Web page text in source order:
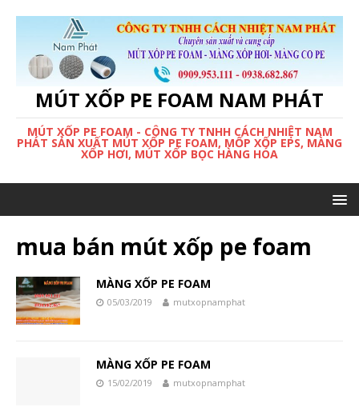
MÚT XỐP PE FOAM NAM PHÁT
MÚT XỐP PE FOAM - CÔNG TY TNHH CÁCH NHIỆT NAM
PHÁT SẢN XUẤT MÚT XỐP PE FOAM, MỐP XỐP EPS, MÀNG
XỐP HƠI, MÚT XỐP BỌC HÀNG HÓA
mua bán mút xốp pe foam
MÀNG XỐP PE FOAM
05/03/2019 mutxopnamphat
MÀNG XỐP PE FOAM
15/02/2019 mutxopnamphat